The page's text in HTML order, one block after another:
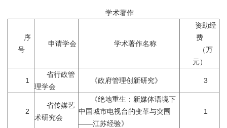
学术著作
序
号
申请学会 学术著作名称
资助经
费
（万
元）
1
省行政管
理学会
《政府管理创新研究》 3
2
省传媒艺
术研究会
《绝地重生：新媒体语境下
中国城市电视台的变革与突围
——江苏经验》
1